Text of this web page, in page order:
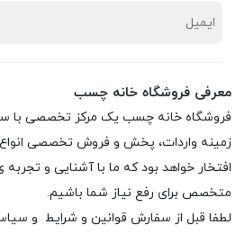
معرفی فروشگاه خانه چسب
فروشگاه خانه چسب یک مرکز تخصصی با
زمینه واردات، پخش و فروش تخصصی انواع
افتخار خواهد بود که ما با آشنایی و
متخصص برای رفع نیاز شما باشیم.
لطفا قبل از سفارش قوانین و شرایط و